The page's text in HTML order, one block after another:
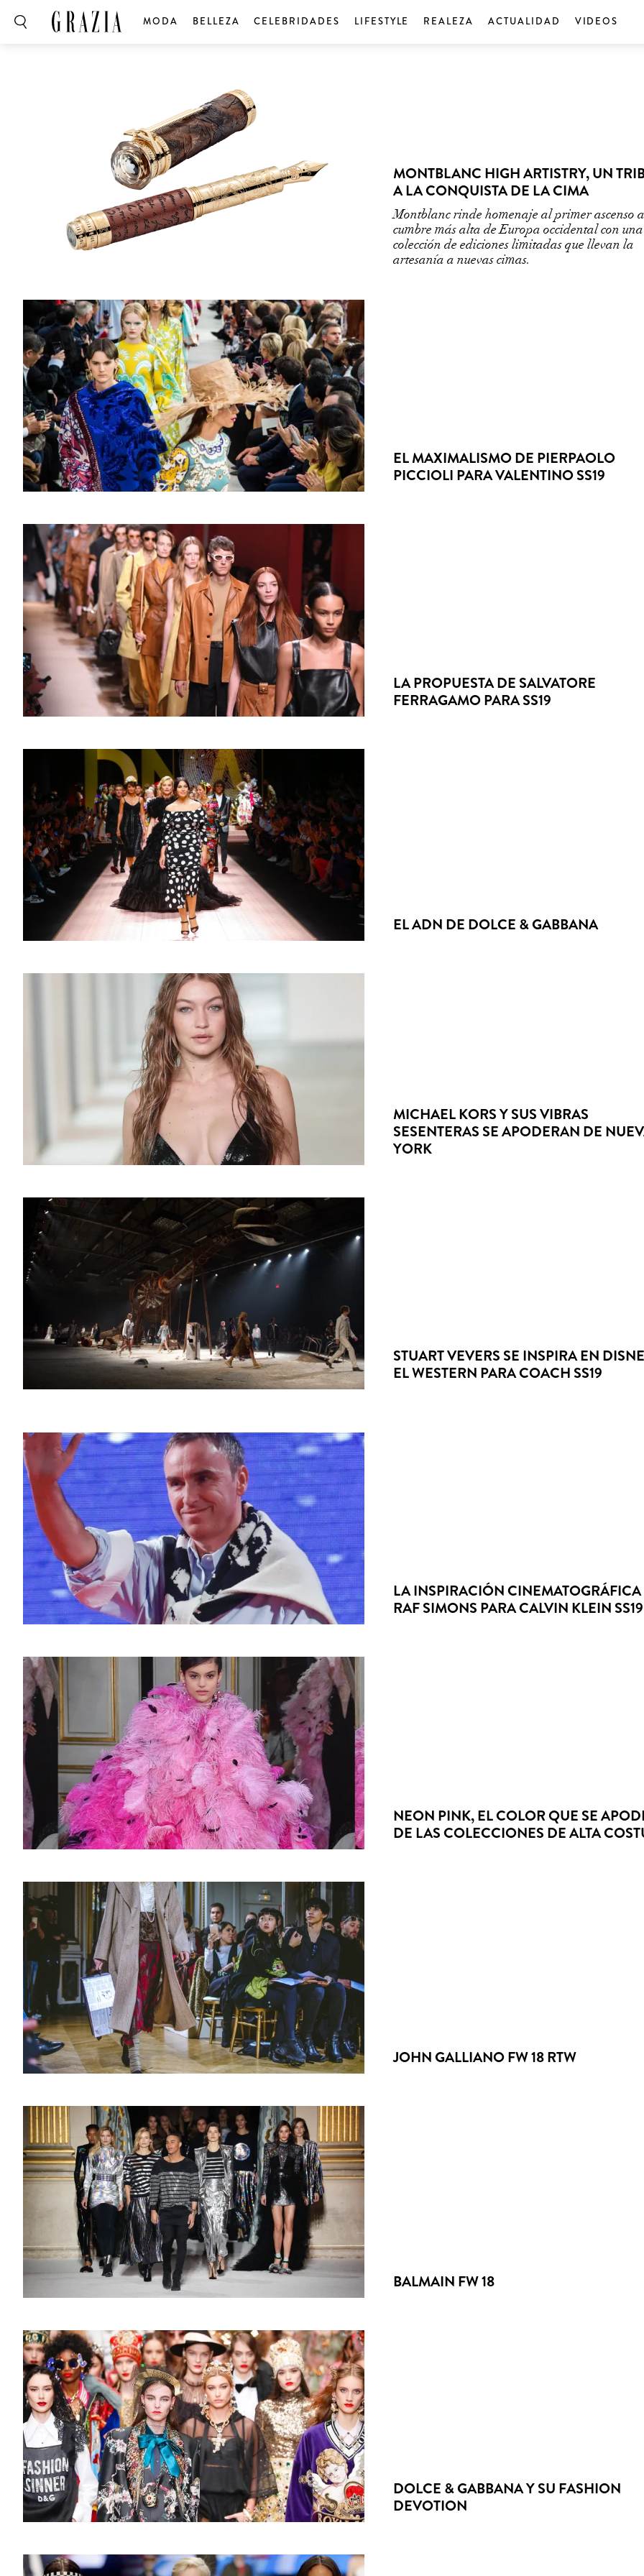
MODA BELLEZA CELEBRIDADES LIFESTYLE REALEZA ACTUALIDAD VIDEOS
MONTBLANC HIGH ARTISTRY, UN
A LA CONQUISTA DE LA CIMA
Montblanc rinde homenaje al primer ascenso
cumbre más alta de Europa occidental con una
colección de ediciones limitadas que llevan la
artesanía a nuevas cimas.
EL MAXIMALISMO DE PIERPAOLO
PICCIOLI PARA VALENTINO SS19
LA PROPUESTA DE SALVATORE
FERRAGAMO PARA SS19
EL ADN DE DOLCE & GABBANA
MICHAEL KORS Y SUS VIBRAS
SESENTERAS SE APODERAN DE
YORK
STUART VEVERS SE INSPIRA EN
EL WESTERN PARA COACH SS19
LA INSPIRACIÓN
RAF SIMONS PARA CALVIN KLEIN SS19
NEON PINK, EL COLOR QUE SE
DE LAS COLECCIONES DE ALTA
JOHN GALLIANO FW 18 RTW
BALMAIN FW 18
DOLCE & GABBANA Y SU FASHION
DEVOTION